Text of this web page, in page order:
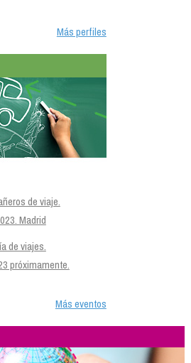
Más perfiles
de viaje.
Madrid
de viajes.
próximamente.
Más eventos